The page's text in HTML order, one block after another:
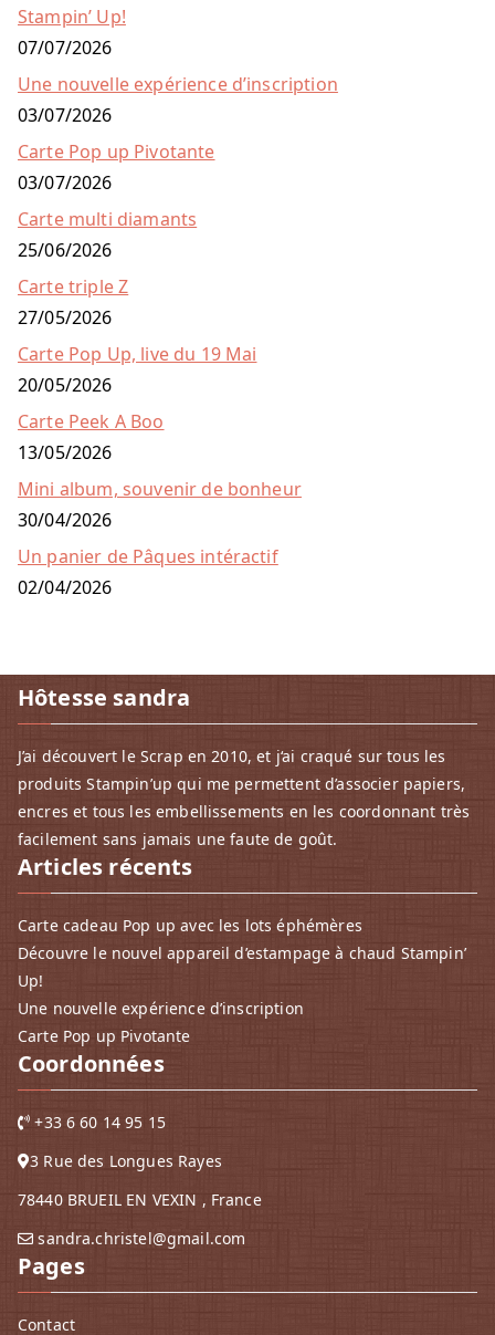
Stampin’ Up!
07/07/2026
Une nouvelle expérience d’inscription
03/07/2026
Carte Pop up Pivotante
03/07/2026
Carte multi diamants
25/06/2026
Carte triple Z
27/05/2026
Carte Pop Up, live du 19 Mai
20/05/2026
Carte Peek A Boo
13/05/2026
Mini album, souvenir de bonheur
30/04/2026
Un panier de Pâques intéractif
02/04/2026
Hôtesse sandra
J’ai découvert le Scrap en 2010, et j‘ai craqué sur tous les
produits Stampin’up qui me permettent d’associer papiers,
encres et tous les embellissements en les coordonnant très
facilement sans jamais une faute de goût.
Articles récents
Carte cadeau Pop up avec les lots éphémères
Découvre le nouvel appareil d’estampage à chaud Stampin’
Up!
Une nouvelle expérience d’inscription
Carte Pop up Pivotante
Coordonnées
+33 6 60 14 95 15
3 Rue des Longues Rayes
78440 BRUEIL EN VEXIN , France
sandra.christel@gmail.com
Pages
Contact